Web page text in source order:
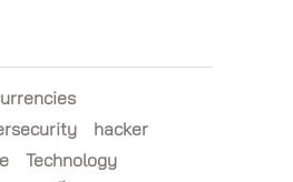
hacker
Technology